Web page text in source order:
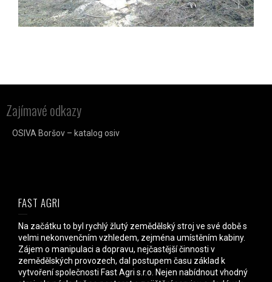
Zajímavé odkazy
OSIVA Boršov – katalog osiv
FAST AGRI
Na začátku to byl rychlý žlutý zemědělský stroj ve své době s
velmi nekonvenčním vzhledem, zejména umístěním kabiny.
Zájem o manipulaci a dopravu, nejčastější činnosti v
zemědělských provozech, dal postupem času základ k
vytvoření společnosti Fast Agri s.r.o. Nejen nabídnout vhodný